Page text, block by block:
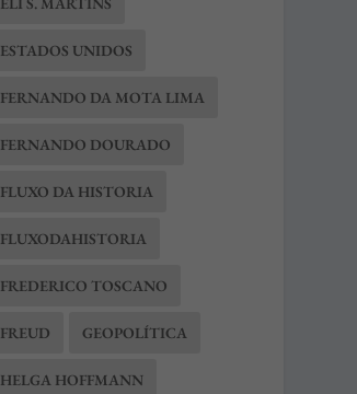
ESTADOS UNIDOS
FERNANDO DA MOTA LIMA
FERNANDO DOURADO
FLUXO DA HISTORIA
FLUXODAHISTORIA
FREDERICO TOSCANO
FREUD GEOPOLÍTICA
HELGA HOFFMANN